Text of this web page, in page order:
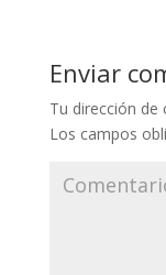
Enviar
Tu dirección de
Los campos